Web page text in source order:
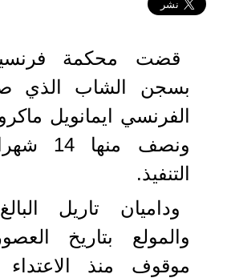
قضت محكمة
بسجن الشاب الذي
الفرنسي ايمانويل
ونصف
التنفيذ.
والمولع بتاريخ
موقوف منذ